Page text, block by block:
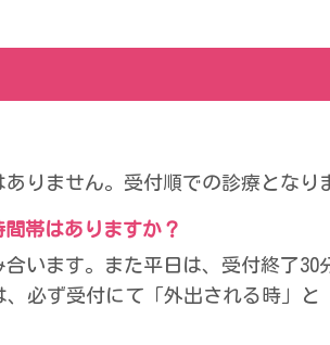
りません。受付順での診療となり
帯はありますか？
います。また平日は、受付終了30
必ず受付にて「外出される時」と